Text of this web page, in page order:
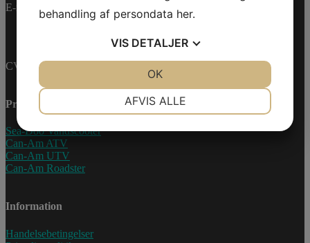
E-mail:info@jettrade.dk
CVR-nummer: 27233678
Produkter
Sea-Doo Vandscooter
Can-Am ATV
Can-Am UTV
Can-Am Roadster
Information
Handelsebetingelser
behandling af persondata her.
VIS DETALJER
AFVIS ALLE
OK